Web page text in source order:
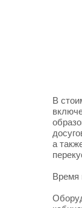
В
а
Время